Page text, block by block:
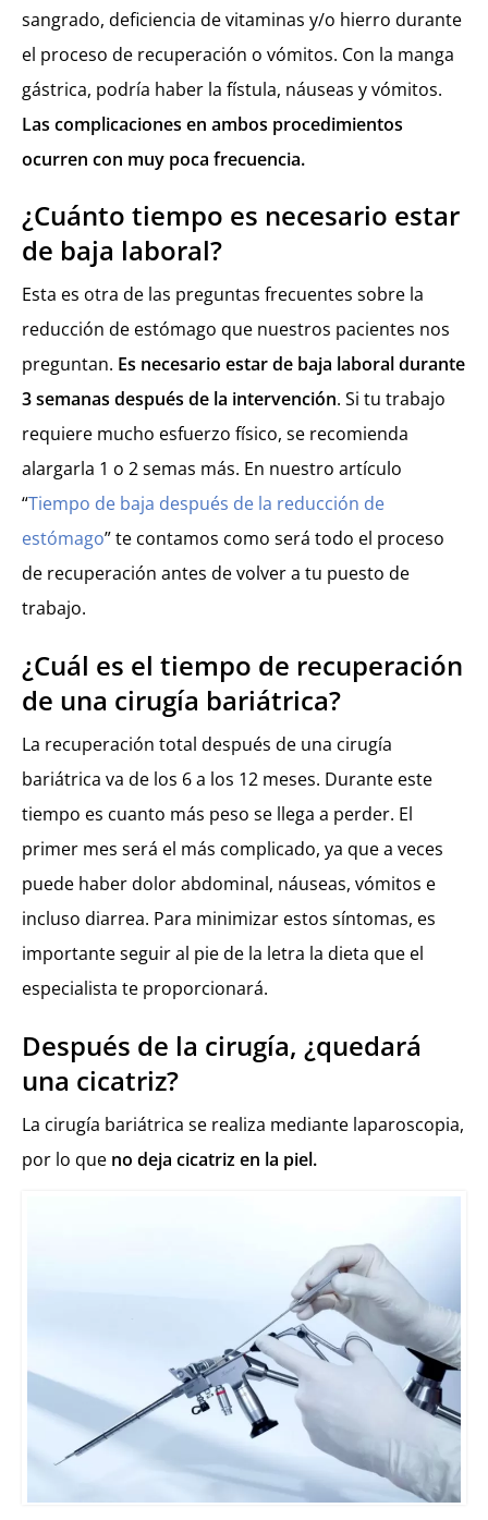
sangrado, deficiencia de vitaminas y/o hierro durante
el proceso de recuperación o vómitos. Con la manga
gástrica, podría haber la fístula, náuseas y vómitos.
Las complicaciones en ambos procedimientos
ocurren con muy poca frecuencia.
¿Cuánto tiempo es necesario estar
de baja laboral?
Esta es otra de las preguntas frecuentes sobre la
reducción de estómago que nuestros pacientes nos
preguntan. Es necesario estar de baja laboral durante
3 semanas después de la intervención. Si tu trabajo
requiere mucho esfuerzo físico, se recomienda
alargarla 1 o 2 semas más. En nuestro artículo
“Tiempo de baja después de la reducción de
estómago” te contamos como será todo el proceso
de recuperación antes de volver a tu puesto de
trabajo.
¿Cuál es el tiempo de recuperación
de una cirugía bariátrica?
La recuperación total después de una cirugía
bariátrica va de los 6 a los 12 meses. Durante este
tiempo es cuanto más peso se llega a perder. El
primer mes será el más complicado, ya que a veces
puede haber dolor abdominal, náuseas, vómitos e
incluso diarrea. Para minimizar estos síntomas, es
importante seguir al pie de la letra la dieta que el
especialista te proporcionará.
Después de la cirugía, ¿quedará
una cicatriz?
La cirugía bariátrica se realiza mediante laparoscopia,
por lo que no deja cicatriz en la piel.